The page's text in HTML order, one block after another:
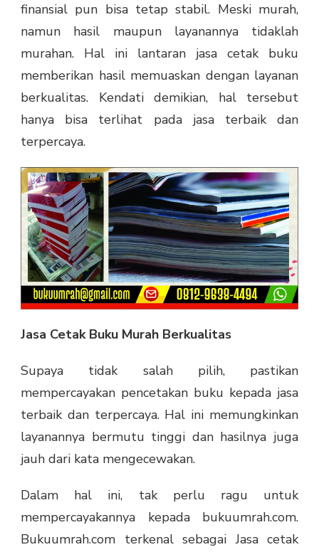
CEPAT
MEMUASKAN
finansial pun bisa tetap stabil. Meski murah,
namun hasil maupun layanannya tidaklah
murahan. Hal ini lantaran jasa cetak buku
memberikan hasil memuaskan dengan layanan
berkualitas. Kendati demikian, hal tersebut
hanya bisa terlihat pada jasa terbaik dan
terpercaya.
Jasa Cetak Buku Murah Berkualitas
Supaya tidak salah pilih, pastikan
mempercayakan pencetakan buku kepada jasa
terbaik dan terpercaya. Hal ini memungkinkan
layanannya bermutu tinggi dan hasilnya juga
jauh dari kata mengecewakan.
Dalam hal ini, tak perlu ragu untuk
mempercayakannya kepada bukuumrah.com.
Bukuumrah.com terkenal sebagai Jasa cetak